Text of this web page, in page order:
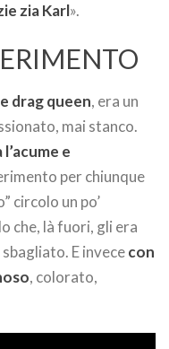
zia Karl».
drag queen, era un
mai stanco.
l’acume e
per chiunque
circolo un po’
che, là fuori, gli era
E invececon
, colorato,